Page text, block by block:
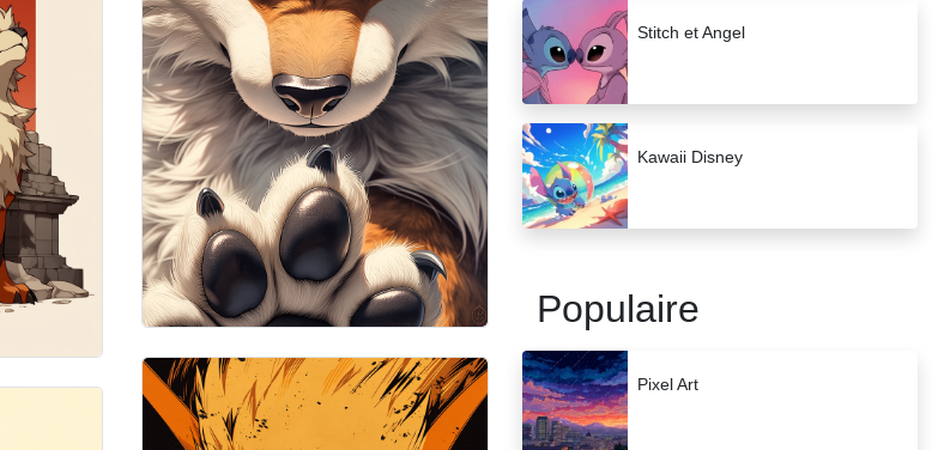
Stitch et Angel
Kawaii Disney
Populaire
Pixel Art